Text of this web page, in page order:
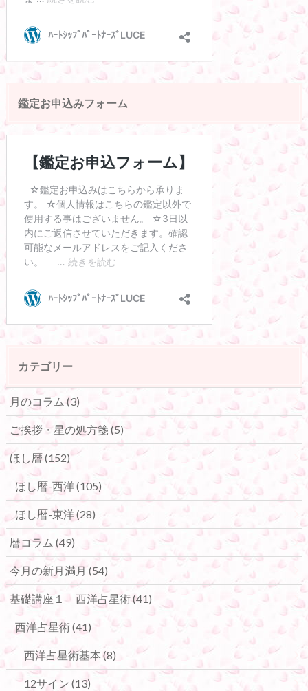
鑑定お申込みフォーム
カテゴリー
月のコラム(3)
ご挨拶・星の処方箋(5)
ほし暦(152)
ほし暦-西洋(105)
ほし暦-東洋(28)
暦コラム (49)
今月の新月満月 (54)
基礎講座１ 西洋占星術(41)
西洋占星術(41)
西洋占星術基本(8)
12サイン (13)